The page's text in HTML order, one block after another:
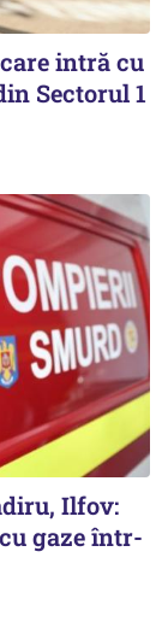
intră cu
Sectorul 1
Ilfov:
gaze într-